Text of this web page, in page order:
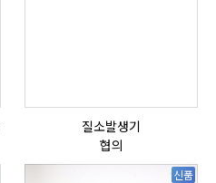
질소발생기
협의
신품